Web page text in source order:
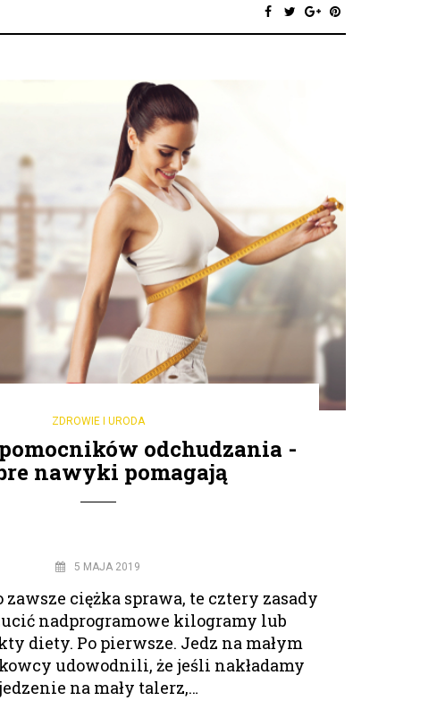
ZDROWIE I URODA
odchudzania -
nawyki pomagają
5 MAJA 2019
zawsze ciężka sprawa, te cztery zasady
nadprogramowe kilogramy lub
diety. Po pierwsze. Jedz na małym
udowodnili, że jeśli nakładamy
na mały talerz,…